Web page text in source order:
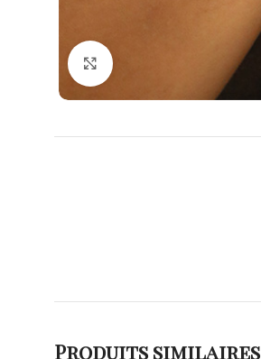
Produits similaires